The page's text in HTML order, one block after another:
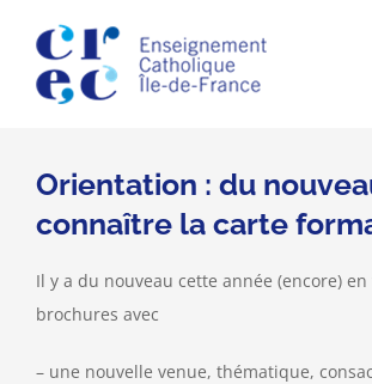
content
Orientation : du
connaître la carte
Il y a du nouveau cette année (encore)
brochures avec
– une nouvelle venue, thématique,